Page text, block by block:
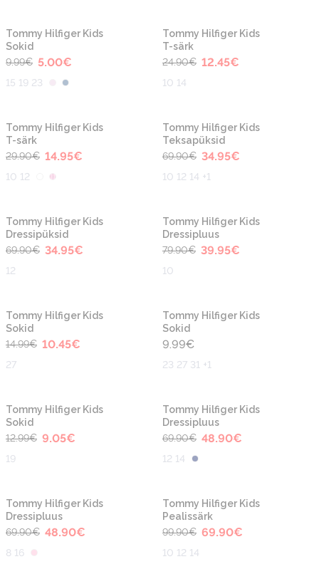
-50%
Tommy Hilfiger Kids
Sokid
9.99€ 5.00€
15 19 23
-50%
Tommy Hilfiger Kids
T-särk
24.90€ 12.45€
10 14
-50%
Tommy Hilfiger Kids
T-särk
29.90€ 14.95€
10 12
-50%
Tommy Hilfiger Kids
Teksapüksid
69.90€ 34.95€
10 12 14 +1
-50%
Tommy Hilfiger Kids
Dressipüksid
69.90€ 34.95€
12
-50%
Tommy Hilfiger Kids
Dressipluus
79.90€ 39.95€
10
-30%
Tommy Hilfiger Kids
Sokid
14.99€ 10.45€
27
Tommy Hilfiger Kids
Sokid
9.99€
23 27 31 +1
-30%
Tommy Hilfiger Kids
Sokid
12.99€ 9.05€
19
-30%
Tommy Hilfiger Kids
Dressipluus
69.90€ 48.90€
12 14
-30%
Tommy Hilfiger Kids
Dressipluus
69.90€ 48.90€
8 16
-30%
Tommy Hilfiger Kids
Pealissärk
99.90€ 69.90€
10 12 14